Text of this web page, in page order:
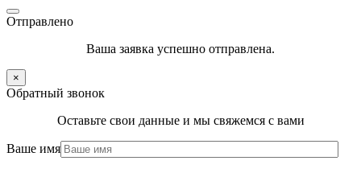
Отправлено
Ваша заявка успешно отправлена.
×
Обратный звонок
Оставьте свои данные и мы свяжемся с вами
Ваше имя